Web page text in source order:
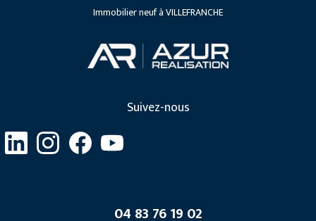
Immobilier neuf à VILLEFRANCHE
Suivez-nous
04 83 76 19 02